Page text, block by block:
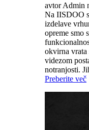
avtor Admin
Na IISDOO
izdelave
opreme smo
okvirna vrata
videzom
notranjosti.
Preberite več